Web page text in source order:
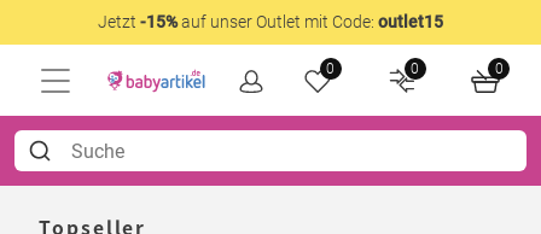
Jetzt -15%auf unser Outlet mit Code: outlet15
0 0 0
Topseller